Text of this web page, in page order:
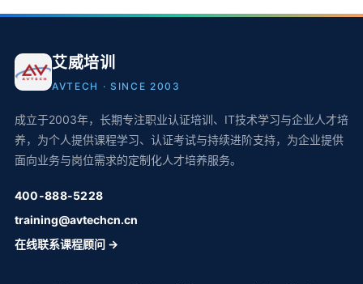
艾威培训
AVTECH · SINCE 2003
成立于2003年，长期专注职业认证培训、IT技术学习与企业人才培
养，为个人提供课程学习、认证考试与持续进阶支持，为企业提供
面向业务与岗位需求的定制化人才培养服务。
400-888-5228
training@avtechcn.cn
在线联系课程顾问 →